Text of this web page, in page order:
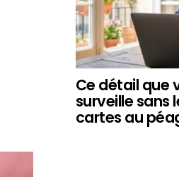
Ce détail que
surveille sans
cartes au